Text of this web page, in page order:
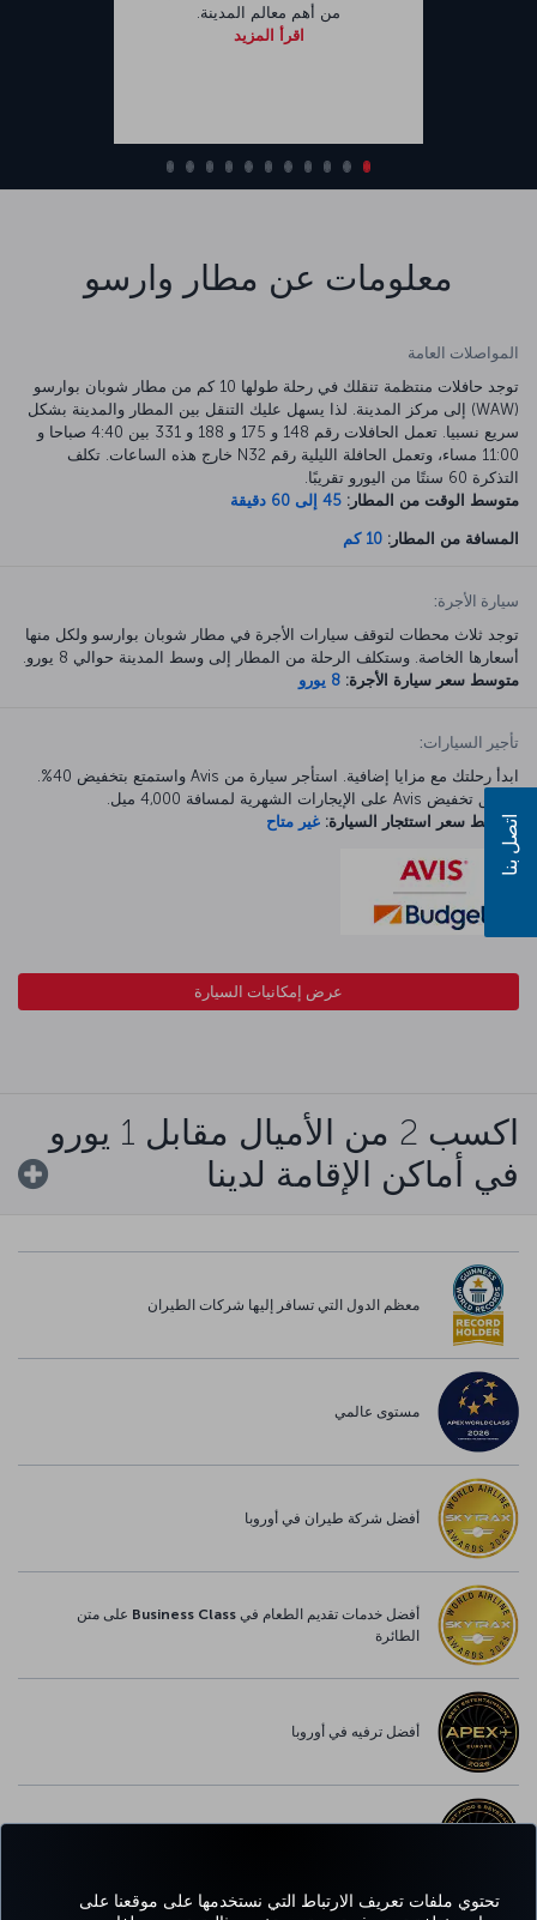
تحتوي ملفات تعريف الارتباط التي نستخدمها على موقعنا على
من أهم معالم المدينة.
اقرأ المزيد
معلومات عن مطار وارسو
المواصلات العامة
توجد حافلات منتظمة تنقلك في رحلة طولها 10 كم من مطار شوبان بوارسو
(WAW) إلى مركز المدينة. لذا يسهل عليك التنقل بين المطار والمدينة بشكل
سريع نسبيا. تعمل الحافلات رقم 148 و 175 و 188 و 331 بين 4:40 صباحا و
11:00 مساء، وتعمل الحافلة الليلية رقم N32 خارج هذه الساعات. تكلف
التذكرة 60 سنتًا من اليورو تقريبًا.
متوسط الوقت من المطار: 45 إلى 60 دقيقة
المسافة من المطار: 10 كم
سيارة الأجرة:
توجد ثلاث محطات لتوقف سيارات الأجرة في مطار شوبان بوارسو ولكل منها
أسعارها الخاصة. وستكلف الرحلة من المطار إلى وسط المدينة حوالي 8 يورو.
متوسط سعر سيارة الأجرة: 8 يورو
تأجير السيارات:
ابدأ رحلتك مع مزايا إضافية. استأجر سيارة من Avis واستمتع بتخفيض 40%.
ينطبق تخفيض Avis على الإيجارات الشهرية لمسافة 4,000 ميل.
متوسط سعر استئجار السيارة: غير متاح
عرض إمكانيات السيارة
اكسب 2 من الأميال مقابل 1 يورو
في أماكن الإقامة لدينا
معظم الدول التي تسافر إليها شركات الطيران
مستوى عالمي
أفضل شركة طيران في أوروبا
أفضل خدمات تقديم الطعام في Business Class على متن
الطائرة
أفضل ترفيه في أوروبا
اتصل بنا